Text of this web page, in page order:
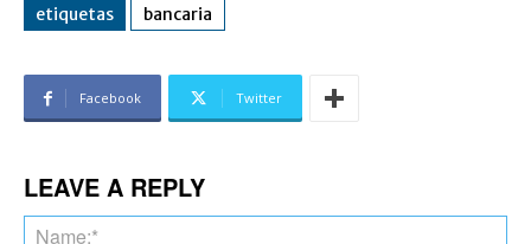
etiquetas bancaria
Facebook Twitter
LEAVE A REPLY